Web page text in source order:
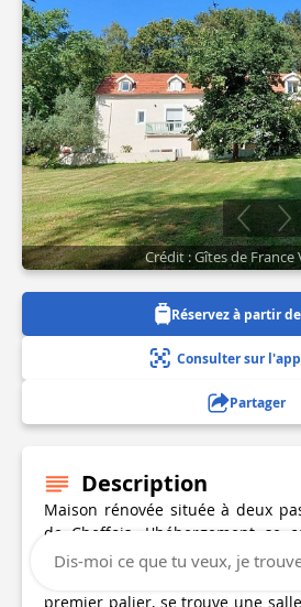
Crédit : Gîtes de France
Réservez à partir
Consulter sur
Partager
Description
Maison rénovée située à deux
de Cheffois. L'hébergement se
chaussée, d'un hall d'entrée,
cuisine et d'un WC
premier palier, se trouve une
Dis-moi ce que tu veux, je